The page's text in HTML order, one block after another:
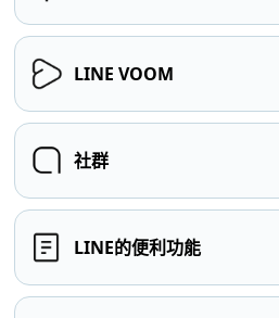
LINE VOOM
社群
LINE的便利功能